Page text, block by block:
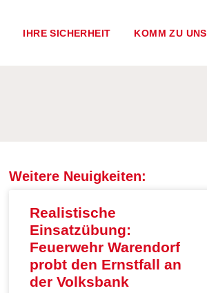
IHRE SICHERHEIT KOMM ZU UNS
Weitere Neuigkeiten:
Realistische
Einsatzübung:
Feuerwehr Warendorf
probt den Ernstfall an
der Volksbank